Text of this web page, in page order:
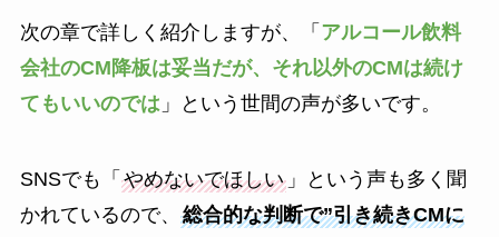
次の章で詳しく紹介しますが、「 アルコール飲料
会社のCM降板は妥当だが、それ以外のCMは続け
てもいいのでは」という世間の声が多いです。
SNSでも「 やめないでほしい」という声も多く聞
かれているので、 総合的な判断で”引き続きCMに